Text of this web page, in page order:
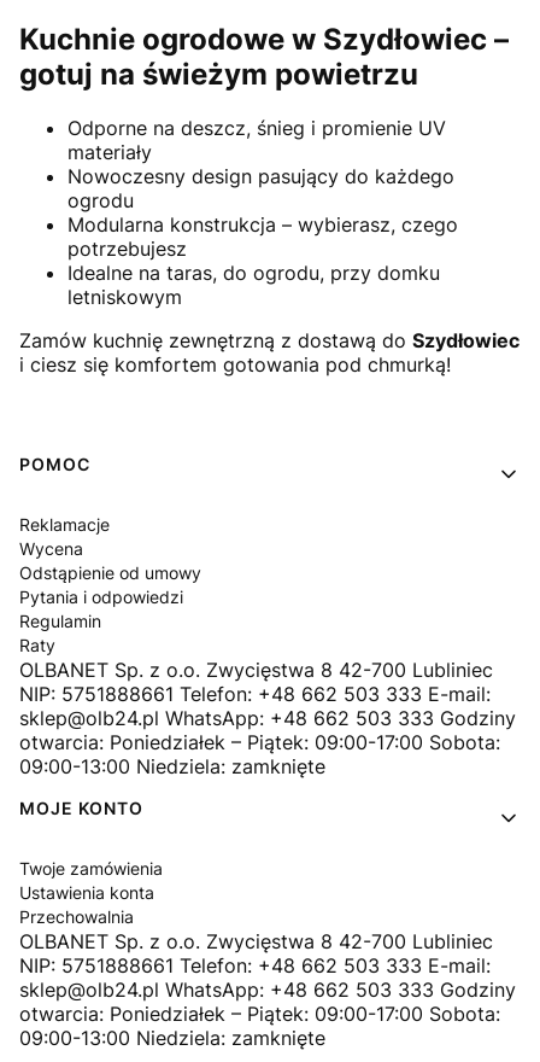
Kuchnie ogrodowe w Szydłowiec –
gotuj na świeżym powietrzu
Odporne na deszcz, śnieg i promienie UV
materiały
Nowoczesny design pasujący do każdego
ogrodu
Modularna konstrukcja – wybierasz, czego
potrzebujesz
Idealne na taras, do ogrodu, przy domku
letniskowym
Zamów kuchnię zewnętrzną z dostawą do Szydłowiec
i ciesz się komfortem gotowania pod chmurką!
Linki w stopce
POMOC
Reklamacje
Wycena
Odstąpienie od umowy
Pytania i odpowiedzi
Regulamin
Raty
OLBANET Sp. z o.o. Zwycięstwa 8 42-700 Lubliniec
NIP: 5751888661 Telefon: +48 662 503 333 E-mail:
sklep@olb24.pl WhatsApp: +48 662 503 333 Godziny
otwarcia: Poniedziałek – Piątek: 09:00-17:00 Sobota:
09:00-13:00 Niedziela: zamknięte
MOJE KONTO
Twoje zamówienia
Ustawienia konta
Przechowalnia
OLBANET Sp. z o.o. Zwycięstwa 8 42-700 Lubliniec
NIP: 5751888661 Telefon: +48 662 503 333 E-mail:
sklep@olb24.pl WhatsApp: +48 662 503 333 Godziny
otwarcia: Poniedziałek – Piątek: 09:00-17:00 Sobota:
09:00-13:00 Niedziela: zamknięte